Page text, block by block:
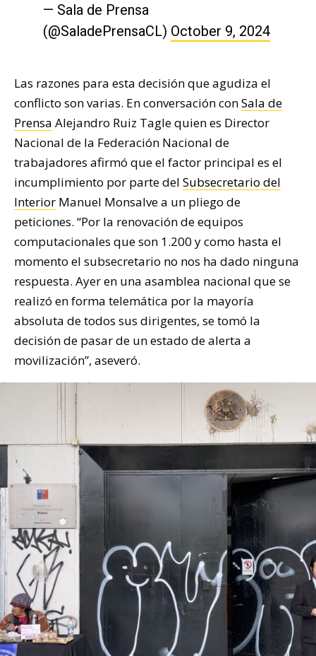
— Sala de Prensa
(@SaladePrensaCL) October 9, 2024
Las razones para esta decisión que agudiza el
conflicto son varias. En conversación conSala de
Prensa Alejandro Ruiz Tagle quien es Director
Nacional de la Federación Nacional de
trabajadores afirmó que el factor principal es el
incumplimiento por parte del Subsecretario del
Interior Manuel Monsalve a un pliego de
peticiones. “Por la renovación de equipos
computacionales que son 1.200 y como hasta el
momento el subsecretario no nos ha dado ninguna
respuesta. Ayer en una asamblea nacional que se
realizó en forma telemática por la mayoría
absoluta de todos sus dirigentes, se tomó la
decisión de pasar de un estado de alerta a
movilización”, aseveró.